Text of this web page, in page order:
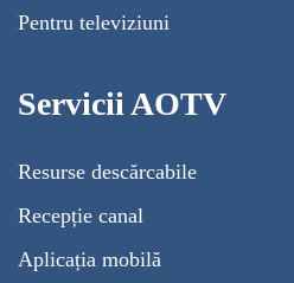
Pentru televiziuni
Servicii AOTV
Resurse descărcabile
Recepție canal
Aplicația mobilă